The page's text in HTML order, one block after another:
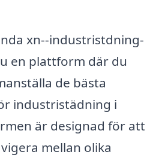
xn--industristdning-
en plattform där du
de bästa
industristädning i
är designad för att
mellan olika